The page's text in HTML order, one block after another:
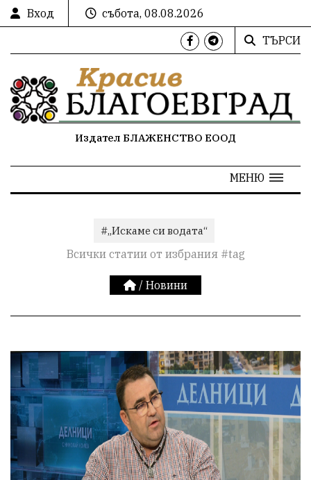
Вход
събота, 08.08.2026
ТЪРСИ
Издател БЛАЖЕНСТВО ЕООД
МЕНЮ
#„Искаме си водата“
Всички статии от избрания #tag
/ Новини